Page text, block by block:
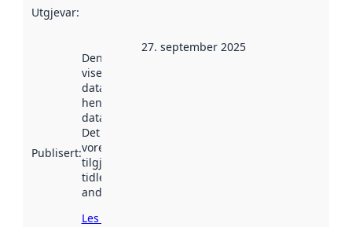
Utgjevar:
Publisert:
Denne datoen
viser når
datasettet vart
henta inn av
data.norge.no.
Det kan ha
vore
tilgjengeleg
tidlegare
andre stader.
Les meir om
27. september 2025